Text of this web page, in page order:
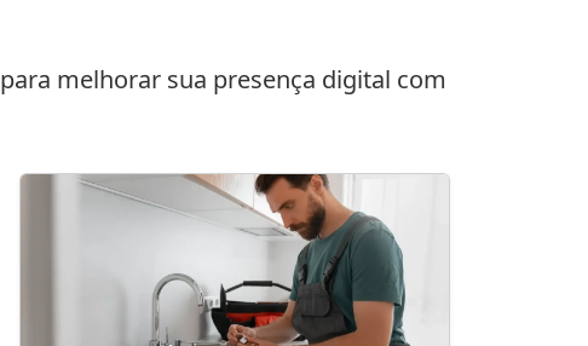
para melhorar sua presença digital com